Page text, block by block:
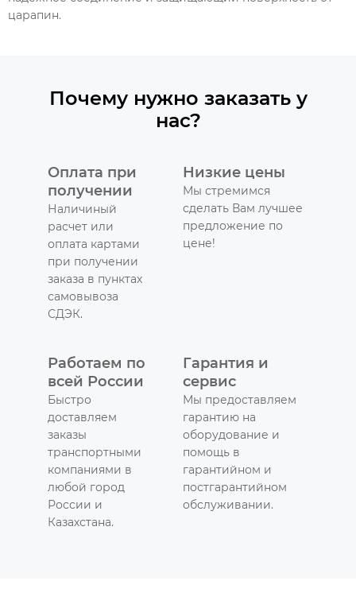
царапин.
Почему нужно заказать у
нас?
Оплата при
получении
Наличиный
расчет или
оплата картами
при получении
заказа в пунктах
самовывоза
СДЭК.
Низкие цены
Мы стремимся
сделать Вам лучшее
предложение по
цене!
Работаем по
всей России
Быстро
доставляем
заказы
транспортными
компаниями в
любой город
России и
Казахстана.
Гарантия и
сервис
Мы предоставляем
гарантию на
оборудование и
помощь в
гарантийном и
постгарантийном
обслуживании.